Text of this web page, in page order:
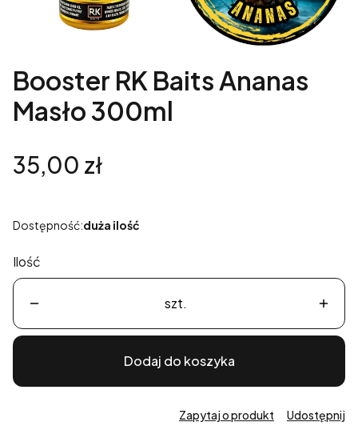
Booster RK Baits Ananas
Masło 300ml
Cena
35,00 zł
Dostępność:duża ilość
Ilość
szt.
Dodaj do koszyka
Zapytaj o produkt Udostępnij